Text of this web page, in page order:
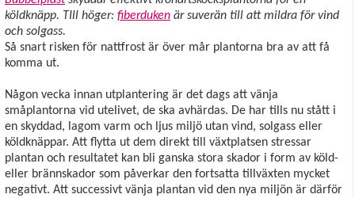
köldknäpp. TIll höger: fiberduken är suverän till att mildra för vind
och solgass.
Så snart risken för nattfrost är över mår plantorna bra av att få
komma ut.
Någon vecka innan utplantering är det dags att vänja
småplantorna vid utelivet, de ska avhärdas. De har tills nu stått i
en skyddad, lagom varm och ljus miljö utan vind, solgass eller
köldknäppar. Att flytta ut dem direkt till växtplatsen stressar
plantan och resultatet kan bli ganska stora skador i form av köld-
eller brännskador som påverkar den fortsatta tillväxten mycket
negativt. Att successivt vänja plantan vid den nya miljön är därför